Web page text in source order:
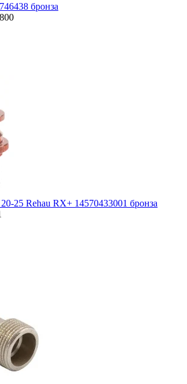
бронза
25 Rehau RX+ 14570433001 бронза